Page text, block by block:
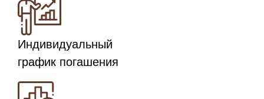
Индивидуальный
график погашения